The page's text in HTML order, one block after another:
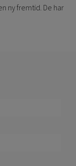
ny fremtid. De har